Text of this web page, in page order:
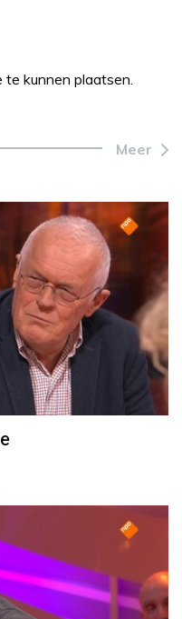
te kunnen plaatsen.
Meer